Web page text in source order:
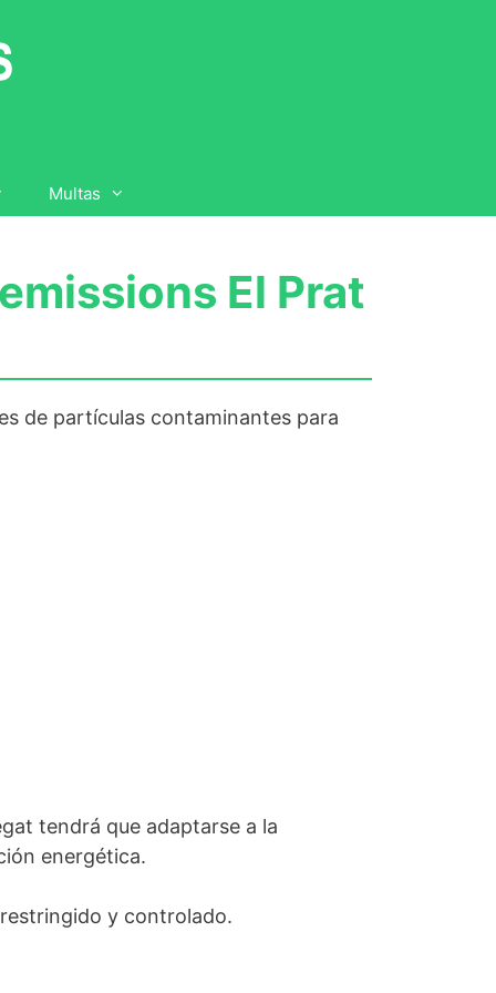
Multas
El Prat
de partículas contaminantes para
tendrá que adaptarse a la
energética.
restringido y controlado.